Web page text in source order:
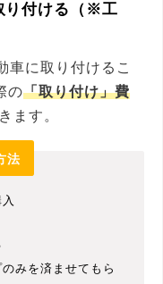
り付ける（※工
車に取り付けるこ
の「取り付け」費
ます。
法
みを済ませてもら